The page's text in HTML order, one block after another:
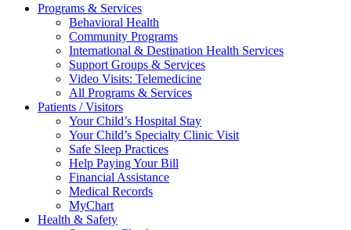
Programs & Services
Behavioral Health
Community Programs
International & Destination Health Services
Support Groups & Services
Video Visits: Telemedicine
All Programs & Services
Patients / Visitors
Your Child’s Hospital Stay
Your Child’s Specialty Clinic Visit
Safe Sleep Practices
Help Paying Your Bill
Financial Assistance
Medical Records
MyChart
Health & Safety